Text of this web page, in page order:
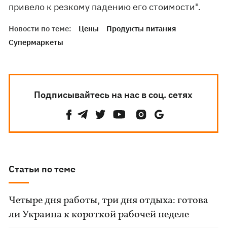
привело к резкому падению его стоимости".
Новости по теме: Цены
Продукты питания
Супермаркеты
Подписывайтесь на нас в соц. сетях
Статьи по теме
Четыре дня работы, три дня отдыха: готова
ли Украина к короткой рабочей неделе